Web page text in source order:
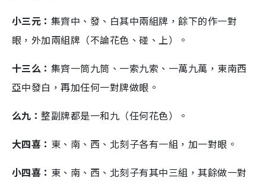
小三元： 集齊中、發、白其中兩組牌，餘下的作一對
眼，外加兩組牌（不論花色、碰、上）。
十三么： 集齊一筒九筒、一索九索、一萬九萬，東南西
亞中發白，再加任何一對牌做眼。
么九：整副牌都是一和九（任何花色）。
大四喜： 東、南、西、北刻子各有一組，加一對眼。
小四喜： 東、南、西、北刻子有其中三組，其餘做一對